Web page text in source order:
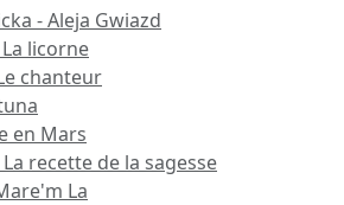
- Aleja Gwiazd
licorne
chanteur
en Mars
recette de la sagesse
La